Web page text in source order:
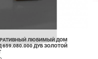
ЛЮБИМЫЙ ДОМ
ДУБ ЗОЛОТОЙ